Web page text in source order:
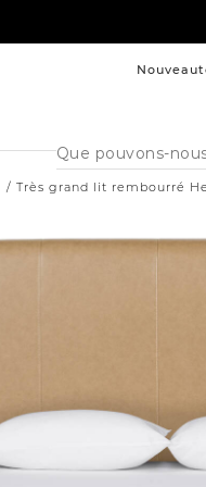
Cataloque
de
Très grand lit rembourré